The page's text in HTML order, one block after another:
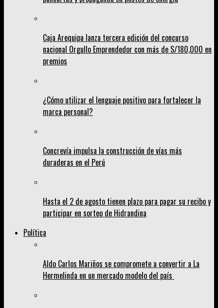
Caja Arequipa lanza tercera edición del concurso
nacional Orgullo Emprendedor con más de S/180,000 en
premios
¿Cómo utilizar el lenguaje positivo para fortalecer la
marca personal?
Concrevía impulsa la construcción de vías más
duraderas en el Perú
Hasta el 2 de agosto tienen plazo para pagar su recibo y
participar en sorteo de Hidrandina
Política
Aldo Carlos Mariños se compromete a convertir a La
Hermelinda en un mercado modelo del país